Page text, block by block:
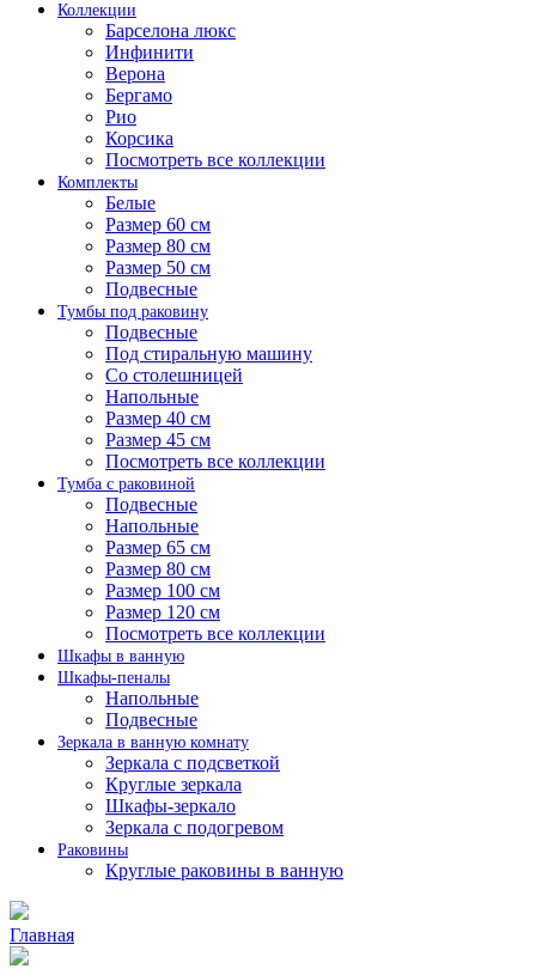
Коллекции
Барселона люкс
Инфинити
Верона
Бергамо
Рио
Корсика
Посмотреть все коллекции
Комплекты
Белые
Размер 60 см
Размер 80 см
Размер 50 см
Подвесные
Тумбы под раковину
Подвесные
Под стиральную машину
Со столешницей
Напольные
Размер 40 см
Размер 45 см
Посмотреть все коллекции
Тумба с раковиной
Подвесные
Напольные
Размер 65 см
Размер 80 см
Размер 100 см
Размер 120 см
Посмотреть все коллекции
Шкафы в ванную
Шкафы-пеналы
Напольные
Подвесные
Зеркала в ванную комнату
Зеркала с подсветкой
Круглые зеркала
Шкафы-зеркало
Зеркала с подогревом
Раковины
Круглые раковины в ванную
Главная